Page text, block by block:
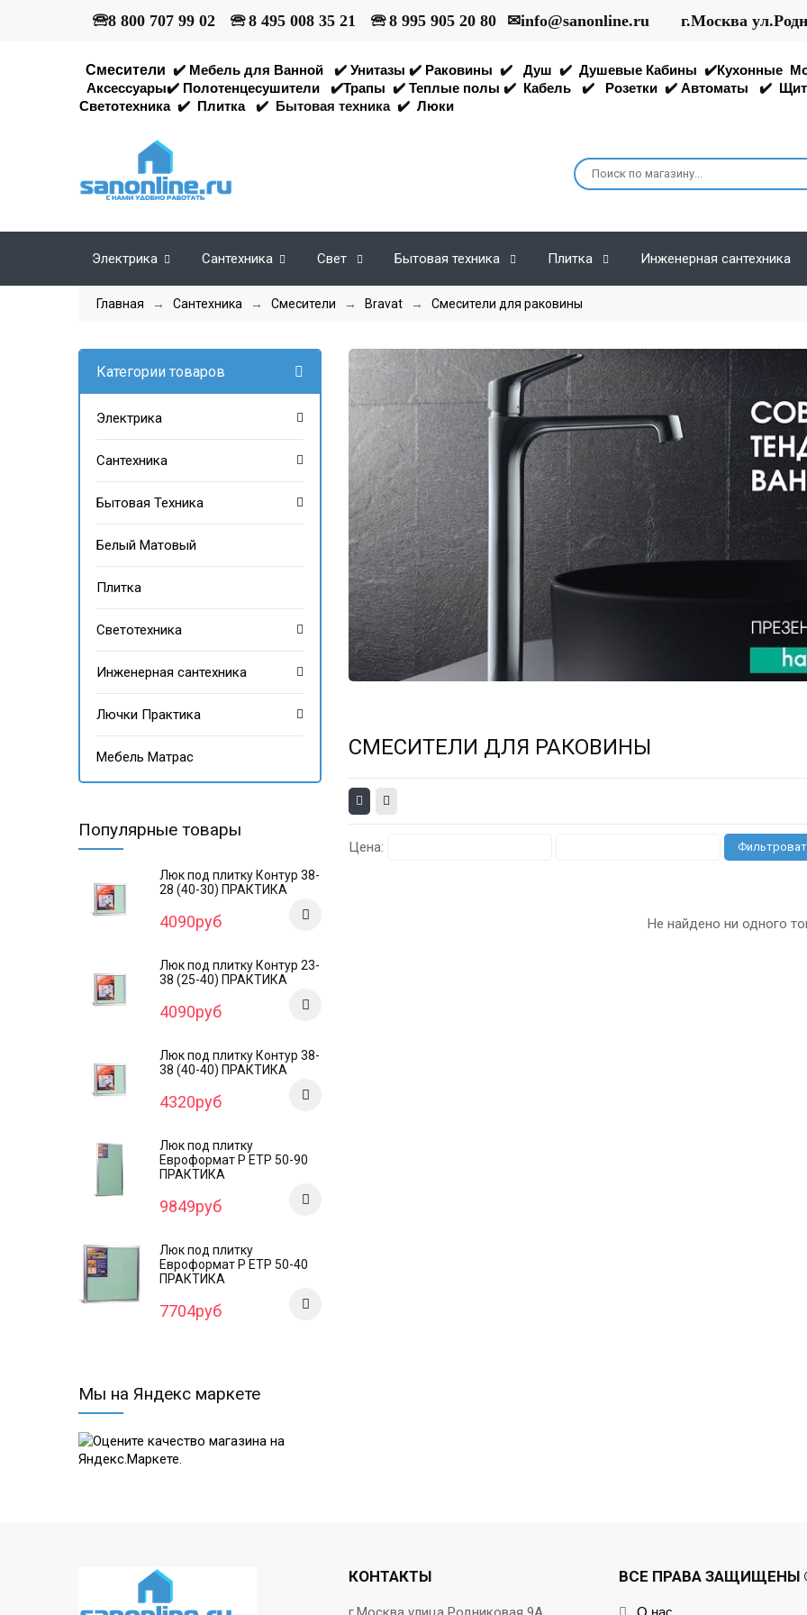
🕾8 800 707 99 02 🕾 8 495 008 35 21 🕾 8 995 905 20 80 ✉info@sanonline.ru г.Москва
Смесители ✔️ Мебель для Ванной ✔️ Унитазы ✔️ Раковины ✔️ Душ ✔️ Душевые Кабины ✔️Кухонные
Аксессуары✔️ Полотенцесушители ✔️Трапы ✔️ Теплые полы ✔️ Кабель ✔️ Розетки ✔️ Автоматы ✔️
Светотехника ✔️ Плитка ✔️ Бытовая техника ✔️ Люки
Электрика Сантехника Свет Бытовая техника Плитка Инженерная сантехника
Главная → Сантехника → Смесители → Bravat → Cмесители для раковины
CМЕСИТЕЛИ ДЛЯ РАКОВИНЫ
Цена:
Не найдено ни одного
Категории товаров
Электрика
Сантехника
Бытовая Техника
Белый Матовый
Плитка
Светотехника
Инженерная сантехника
Лючки Практика
Мебель Матрас
Популярные товары
Люк под плитку Контур 38-
28 (40-30) ПРАКТИКА
4090руб
Люк под плитку Контур 23-
38 (25-40) ПРАКТИКА
4090руб
Люк под плитку Контур 38-
38 (40-40) ПРАКТИКА
4320руб
Люк под плитку
Евроформат Р ЕТР 50-90
ПРАКТИКА
9849руб
Люк под плитку
Евроформат Р ЕТР 50-40
ПРАКТИКА
7704руб
Мы на Яндекс маркете
КОНТАКТЫ ВСЕ ПРАВА ЗАЩИЩЕНЫ
О нас